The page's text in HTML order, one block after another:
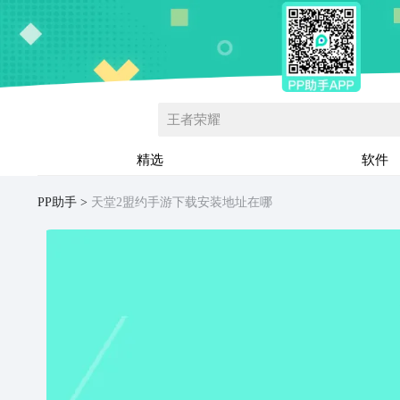
王者荣耀
精选 软件
PP助手 天堂2盟约手游下载安装地址在哪